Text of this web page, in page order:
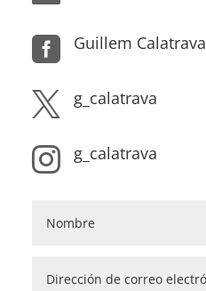
 Guillem Calatrava
 g_calatrava
 g_calatrava